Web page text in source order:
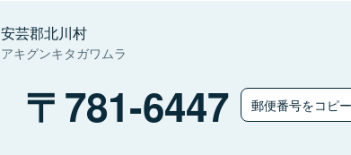
安芸郡北川村
アキグンキタガワムラ
781-6447 郵便番号をコピ